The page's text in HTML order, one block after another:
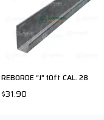
REBORDE “J” 10ft CAL. 28
$31.90